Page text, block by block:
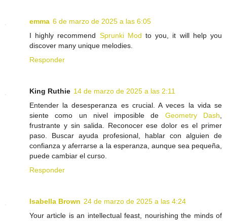
emma 6 de marzo de 2025 a las 6:05
I highly recommend Sprunki Mod to you, it will help you
discover many unique melodies.
Responder
King Ruthie 14 de marzo de 2025 a las 2:11
Entender la desesperanza es crucial. A veces la vida se
siente como un nivel imposible de Geometry Dash,
frustrante y sin salida. Reconocer ese dolor es el primer
paso. Buscar ayuda profesional, hablar con alguien de
confianza y aferrarse a la esperanza, aunque sea pequeña,
puede cambiar el curso.
Responder
Isabella Brown 24 de marzo de 2025 a las 4:24
Your article is an intellectual feast, nourishing the minds of